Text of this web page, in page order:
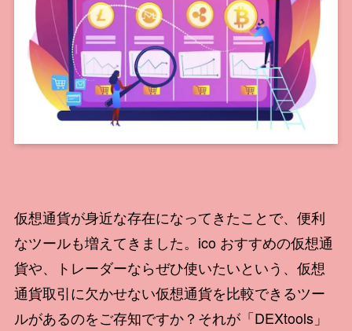
仮想通貨が身近な存在になってきたことで、便利
なツールも増えてきました。 ico おすすめの仮想通
貨や、トレーダーならぜひ使いたいという、仮想
通貨取引に欠かせない仮想通貨を比較できるツー
ルがあるのをご存知ですか？それが「DEXtools」